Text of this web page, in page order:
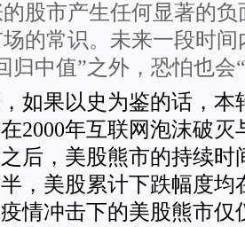
的股市产生任何显著的
的常识。未来一段时
归中值”之外，恐怕也会
如果以史为鉴的话，本
2000年互联网泡沫破灭
后，美股熊市的持续时
，美股累计下跌幅度均
情冲击下的美股熊市仅